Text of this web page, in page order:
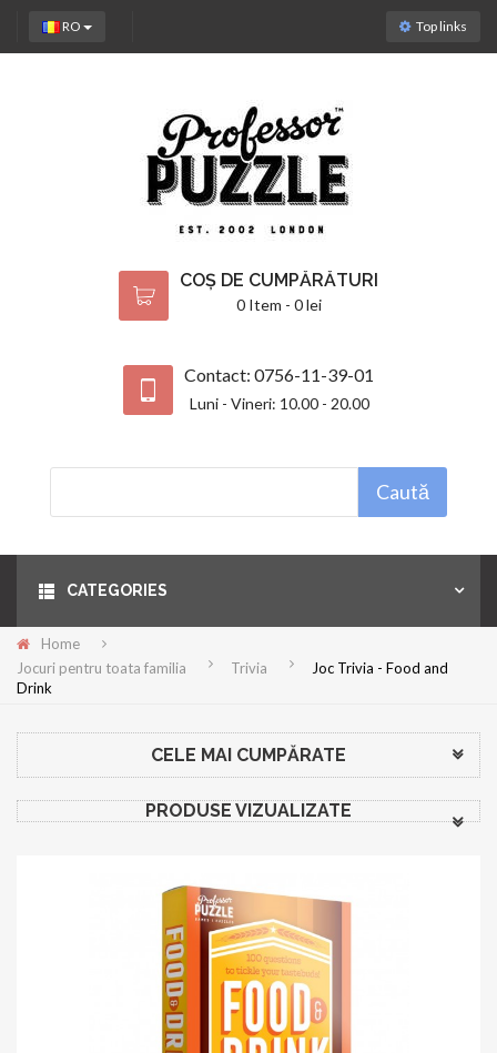
Top links
RO
COȘ DE CUMPĂRĂTURI
0 Item - 0 lei
Contact: 0756-11-39-01
Luni - Vineri: 10.00 - 20.00
Caută
CATEGORIES
Home
Jocuri pentru toata familia
Trivia
Joc Trivia - Food and
Drink
CELE MAI CUMPĂRATE
PRODUSE VIZUALIZATE